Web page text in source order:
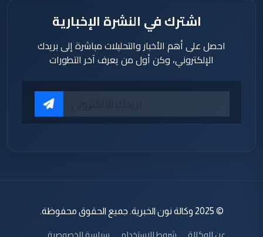
اشترك في النشرة الإخبارية
احصل على أهم الأخبار والتحليلات مباشرة إلى بريدك
الإلكتروني، وكن أول من يعرف آخر التطورات
© 2025 وكالة نون الخبرية. جميع الحقوق محفوظة.